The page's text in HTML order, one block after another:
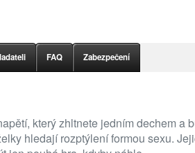
FAQ Zabezpečení
který zhltnete jedním dechem
hledají rozptýlení formou sexu.